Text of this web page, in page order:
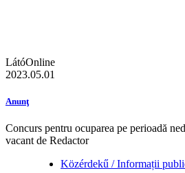
LátóOnline
2023.05.01
Anunţ
Concurs pentru ocuparea pe perioadă
vacant de Redactor
Közérdekű / Informații